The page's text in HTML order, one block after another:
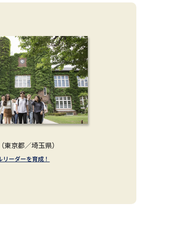
（東京都／埼玉県）
ーダーを育成！